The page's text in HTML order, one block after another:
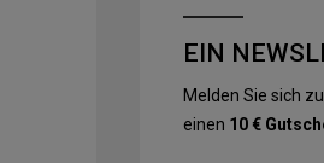
EIN
Melden Sie sich
einen 10 €